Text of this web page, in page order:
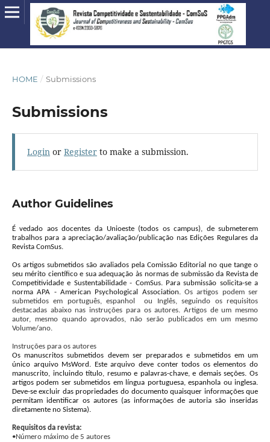
HOME / Submissions
Submissions
Loginor Registerto make a submission.
Author Guidelines
É vedado aos docentes da Unioeste (todos os campus), de submeterem
trabalhos para a apreciação/avaliação/publicação nas Edições Regulares da
Revista ComSus.
Os artigos submetidos são avaliados pela Comissão Editorial no que tange o
seu mérito científico e sua adequação às normas de submissão da Revista de
Competitividade e Sustentabilidade - ComSus. Para submissão solicita-se a
norma APA - American Psychological Association.Os artigos podem ser
submetidos em português, espanhol ou Inglês, seguindo os requisitos
destacadas abaixo nas instruções para os autores. Artigos de um mesmo
autor, mesmo quando aprovados, não serão publicados em um mesmo
Volume/ano.
Instruções para os autores
Os manuscritos submetidos devem ser preparados e submetidos em um
único arquivo MsWord. Este arquivo deve conter todos os elementos do
manuscrito, incluindo título, resumo e palavras-chave, e demais seções. Os
artigos podem ser submetidos em língua portuguesa, espanhola ou inglesa.
Deve-se excluir das propriedades do documento quaisquer informações que
permitam identificar os autores (as informações de autoria são inseridas
diretamente no Sistema).
Requisitos da revista:
•Número máximo de 5 autores